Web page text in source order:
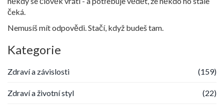
čeká.
Nemusíš mít odpovědi. Stačí, když budeš tam.
Kategorie
Zdraví a závislosti (159)
Zdraví a životní styl (22)